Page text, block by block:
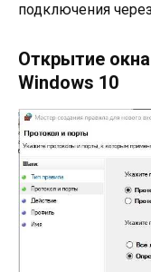
подключения через
Открытие
Windows 10